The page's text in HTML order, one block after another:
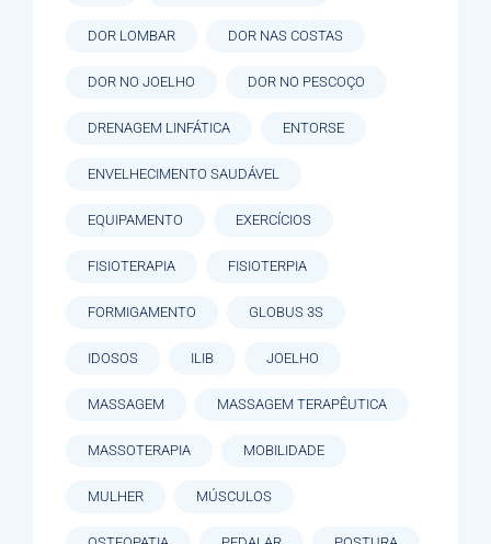
DOR LOMBAR DOR NAS COSTAS
DOR NO JOELHO DOR NO PESCOÇO
DRENAGEM LINFÁTICA ENTORSE
ENVELHECIMENTO SAUDÁVEL
EQUIPAMENTO EXERCÍCIOS
FISIOTERAPIA FISIOTERPIA
FORMIGAMENTO GLOBUS 3S
IDOSOS ILIB JOELHO
MASSAGEM MASSAGEM TERAPÊUTICA
MASSOTERAPIA MOBILIDADE
MULHER MÚSCULOS